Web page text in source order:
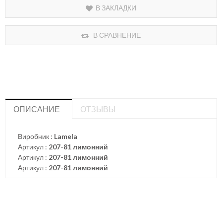
В ЗАКЛАДКИ
В СРАВНЕНИЕ
ОПИСАНИЕ ОТЗЫВЫ
Виробник : Lamela
Артикул : 207-81 лимонний
Артикул : 207-81 лимонний
Артикул : 207-81 лимонний